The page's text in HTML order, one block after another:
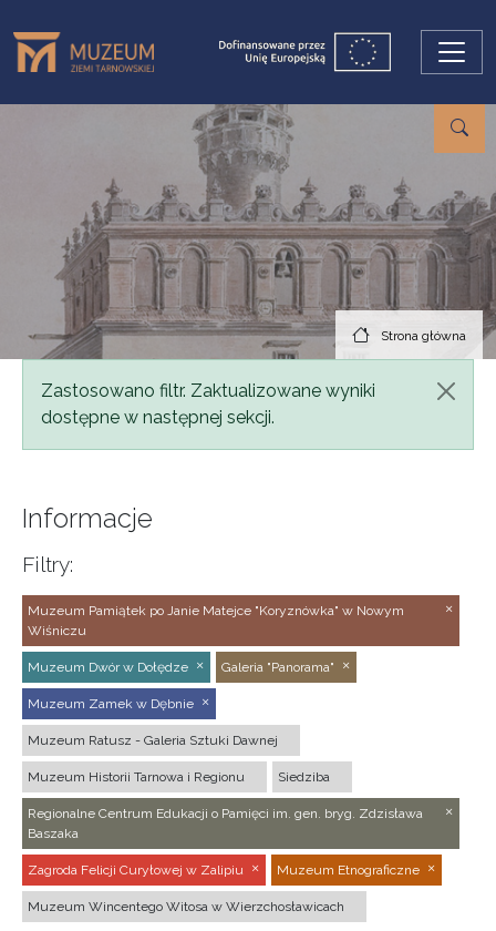
Strona główna
Komunikat
Zastosowano filtr. Zaktualizowane wyniki
dostępne w następnej sekcji.
Informacje
Filtry:
Muzeum Pamiątek po Janie Matejce "Koryznówka" w Nowym
Wiśniczu
Muzeum Dwór w Dołędze Galeria "Panorama"
Muzeum Zamek w Dębnie
Muzeum Ratusz - Galeria Sztuki Dawnej
Muzeum Historii Tarnowa i Regionu Siedziba
Regionalne Centrum Edukacji o Pamięci im. gen. bryg. Zdzisława
Baszaka
Zagroda Felicji Curyłowej w Zalipiu Muzeum Etnograficzne
Muzeum Wincentego Witosa w Wierzchosławicach